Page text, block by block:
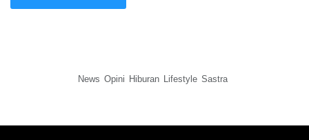
News Opini Hiburan Lifestyle Sastra